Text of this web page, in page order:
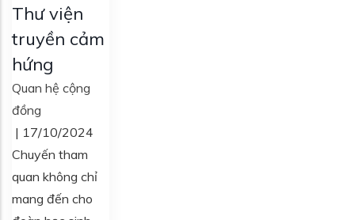
Thư viện
truyền cảm
hứng
Quan hệ cộng
đồng
| 17/10/2024
Chuyến tham
quan không chỉ
mang đến cho